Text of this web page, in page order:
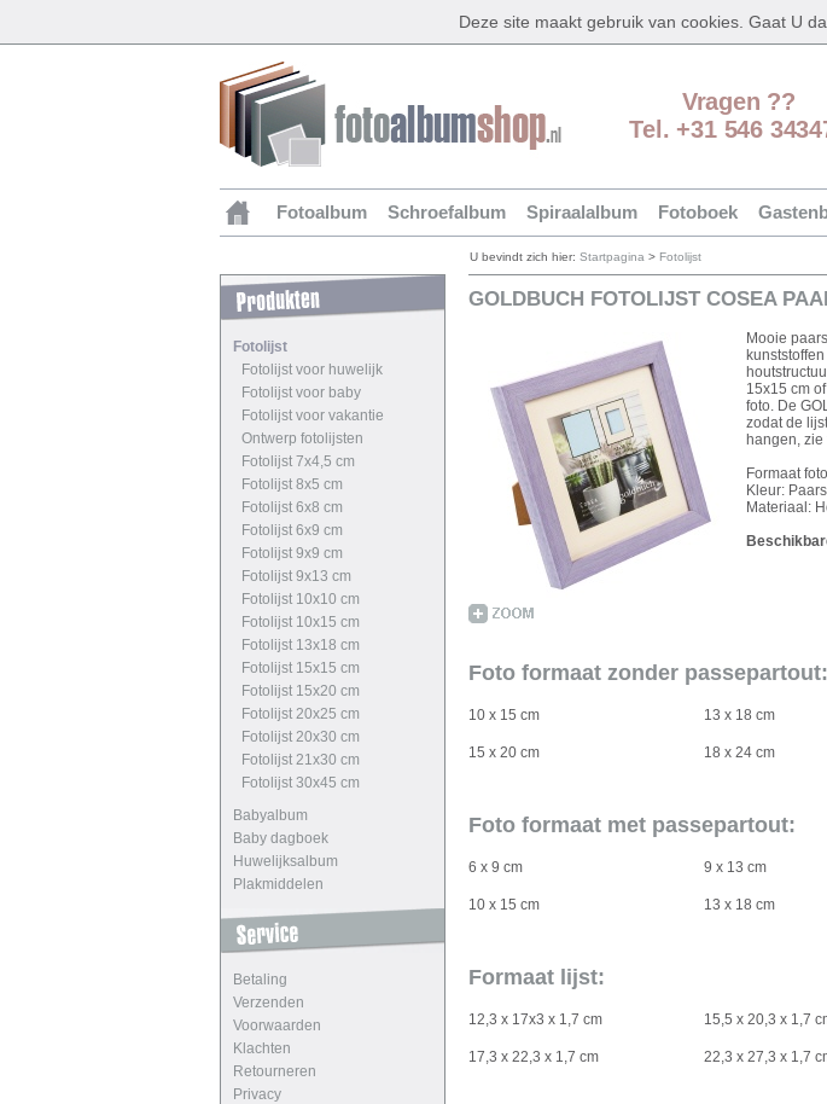
Deze site maakt gebruik van cookies. Gaat U
Vragen ??
Tel. +31 546
Fotoalbum Schroefalbum Spiraalalbum Fotoboek
Fotolijst
Fotolijst voor huwelijk
Fotolijst voor baby
Fotolijst voor vakantie
Ontwerp fotolijsten
Fotolijst 7x4,5 cm
Fotolijst 8x5 cm
Fotolijst 6x8 cm
Fotolijst 6x9 cm
Fotolijst 9x9 cm
Fotolijst 9x13 cm
Fotolijst 10x10 cm
Fotolijst 10x15 cm
Fotolijst 13x18 cm
Fotolijst 15x15 cm
Fotolijst 15x20 cm
Fotolijst 20x25 cm
Fotolijst 20x30 cm
Fotolijst 21x30 cm
Fotolijst 30x45 cm
Babyalbum
Baby dagboek
Huwelijksalbum
Plakmiddelen
Betaling
Verzenden
Voorwaarden
Klachten
Retourneren
Privacy
U bevindt zich hier: Startpagina > Fotolijst
GOLDBUCH FOTOLIJST COSEA
Mooie
15x15 cm
foto. De
zodat de
hangen,
Formaat
Kleur: Paars
Materiaal:
Foto formaat zonder passepartout:
10 x 15 cm 13 x 18 cm
15 x 20 cm 18 x 24 cm
Foto formaat met passepartout:
6 x 9 cm 9 x 13 cm
10 x 15 cm 13 x 18 cm
Formaat lijst:
12,3 x 17x3 x 1,7 cm 15,5 x 20,3 x 1,7
17,3 x 22,3 x 1,7 cm 22,3 x 27,3 x 1,7